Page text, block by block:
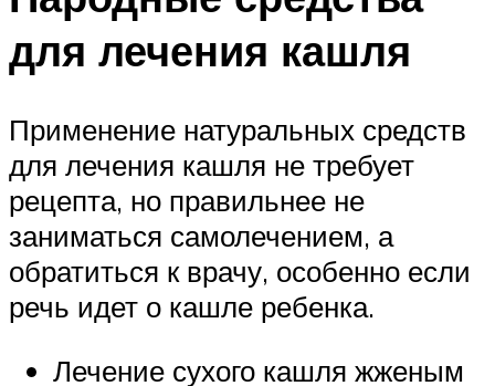
для лечения кашля
Применение натуральных средств
для лечения кашля не требует
рецепта, но правильнее не
заниматься самолечением, а
обратиться к врачу, особенно если
речь идет о кашле ребенка.
Лечение сухого кашля жженым